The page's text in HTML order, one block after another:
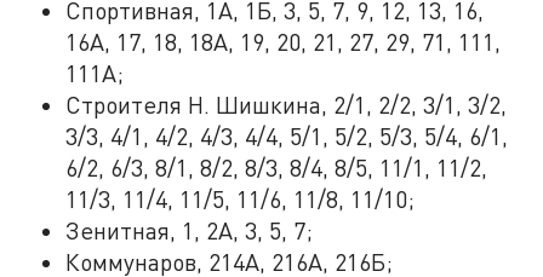
Спортивная, 1А, 1Б, 3, 5, 7, 9, 12, 13, 16,
16А, 17, 18, 18А, 19, 20, 21, 27, 29, 71, 111,
111А;
Строителя Н. Шишкина, 2/1, 2/2, 3/1, 3/2,
3/3, 4/1, 4/2, 4/3, 4/4, 5/1, 5/2, 5/3, 5/4, 6/1,
6/2, 6/3, 8/1, 8/2, 8/3, 8/4, 8/5, 11/1, 11/2,
11/3, 11/4, 11/5, 11/6, 11/8, 11/10;
Зенитная, 1, 2А, 3, 5, 7;
Коммунаров, 214А, 216А, 216Б;